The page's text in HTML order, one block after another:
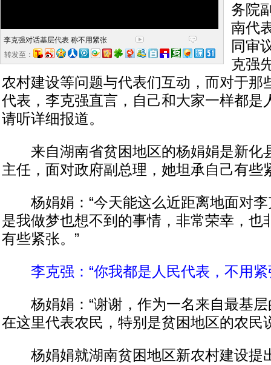
李克强对话基层代表 称不用紧张
转发至：
务院
南代
同审
克强
农村建设等问题与代表们互动，而对于那
代表，李克强直言，自己和大家一样都是
请听详细报道。
来自湖南省贫困地区的杨娟娟是新化
主任，面对政府副总理，她坦承自己有些
杨娟娟：“今天能这么近距离地面对李
是我做梦也想不到的事情，非常荣幸，也
有些紧张。”
李克强：“你我都是人民代表，不用紧
杨娟娟：“谢谢，作为一名来自最基层
在这里代表农民，特别是贫困地区的农民
杨娟娟就湖南贫困地区新农村建设提